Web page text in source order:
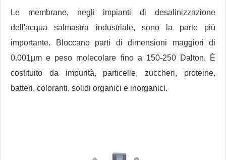
Le membrane, negli impianti di desalinizzazione
dell'acqua salmastra industriale, sono la parte più
importante. Bloccano parti di dimensioni maggiori di
0.001µm e peso molecolare fino a 150-250 Dalton. È
costituito da impurità, particelle, zuccheri, proteine,
batteri, coloranti, solidi organici e inorganici.